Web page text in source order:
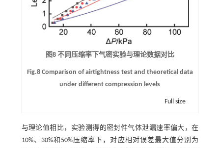
图8 不同压缩率下气密实验与理论数据对比
Fig.8 Comparison of airtightness test and theoretical data
under different compression levels
Full size
与理论值相比，实验测得的密封件气体泄漏速率偏大，在
10%、30%和50%压缩率下，对应相对误差最大值分别为